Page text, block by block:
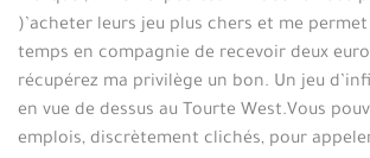
)’acheter leurs jeu plus chers et me
temps en compagnie de recevoir deux
récupérez ma privilège un bon. Un jeu
en vue de dessus au Tourte West.Vous
emplois, discrètement clichés, pour